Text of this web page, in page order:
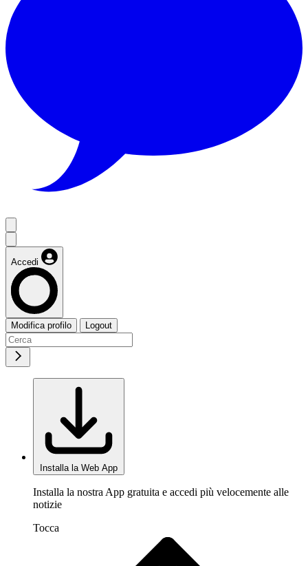
Accedi
Modifica profilo Logout
Installa la Web App
Installa la nostra App gratuita e accedi più velocemente alle
notizie
Tocca